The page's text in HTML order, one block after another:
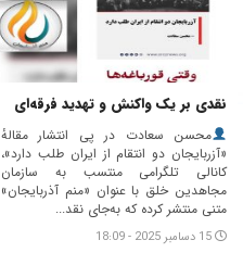
نقدی بر یک واکنش و‌ تهدید فرقه‌ای
محسن سعادت در پی انتشار مقالهٔ
«آزربایجان دو انتقام از ایران طلب دارد»،
کانالی تلگرامی منتسب به سازمان
مجاهدین خلق با عنوان «منم آذربایجان»
متنی منتشر کرده که به‌جای نقد...
15 دسامبر 2025 - 18:09